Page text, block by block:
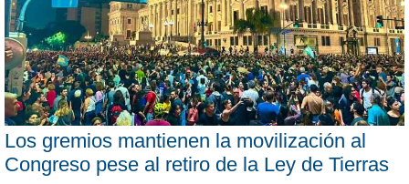
Los gremios mantienen la movilización al
Congreso pese al retiro de la Ley de Tierras